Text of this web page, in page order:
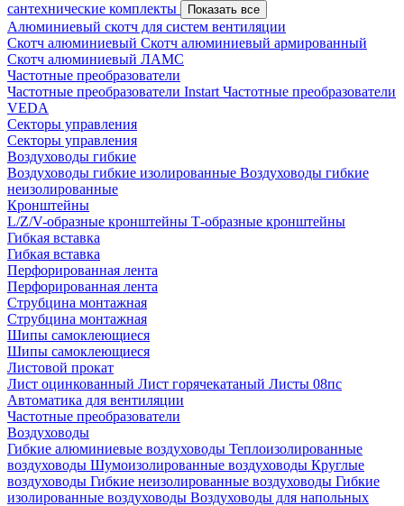
сантехнические комплекты
Показать все
Алюминиевый скотч для систем вентиляции
Скотч алюминиевый Скотч алюминиевый армированный
Скотч алюминиевый ЛАМС
Частотные преобразователи
Частотные преобразователи Instart Частотные преобразователи
VEDA
Секторы управления
Секторы управления
Воздуховоды гибкие
Воздуховоды гибкие изолированные Воздуховоды гибкие
неизолированные
Кронштейны
L/Z/V-образные кронштейны Т-образные кронштейны
Гибкая вставка
Гибкая вставка
Перфорированная лента
Перфорированная лента
Струбцина монтажная
Струбцина монтажная
Шипы самоклеющиеся
Шипы самоклеющиеся
Листовой прокат
Лист оцинкованный Лист горячекатаный Листы 08пс
Автоматика для вентиляции
Частотные преобразователи
Воздуховоды
Гибкие алюминиевые воздуховоды Теплоизолированные
воздуховоды Шумоизолированные воздуховоды Круглые
воздуховоды Гибкие неизолированные воздуховоды Гибкие
изолированные воздуховоды Воздуховоды для напольных